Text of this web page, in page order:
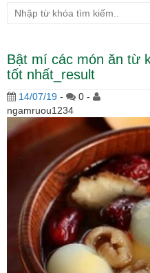
Bật mí các món ăn từ
tốt nhất_result
14/07/19 -
0 -
ngamruou1234